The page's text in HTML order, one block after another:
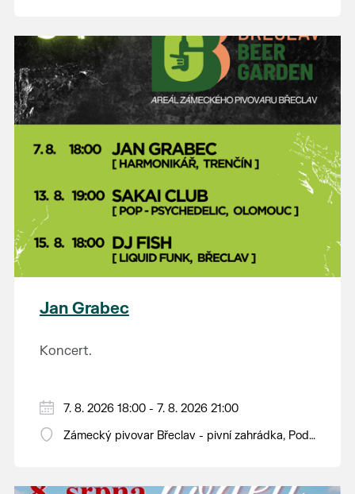
Jan Grabec
Koncert.
7. 8. 2026 18:00 - 7. 8. 2026 21:00
Zámecký pivovar Břeclav - pivní zahrádka, Pod